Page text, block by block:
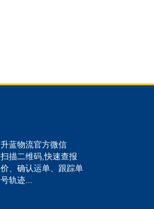
升蓝物流官方微信
扫描二维码,快速查报
价、确认运单、跟踪单
号轨迹...